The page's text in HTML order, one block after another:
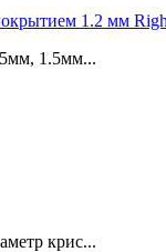
1.2 мм
1.5мм...
крис...